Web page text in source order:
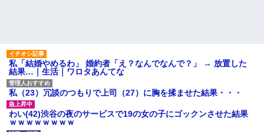
の？ｗｗ」「逆に超安い」
私「ちょっと、人の家の金庫
触らないでよ！」キチママ『そ
こに金庫があったから、開けて
みようとしただけ☆』義兄「泥
は出てけ！二度と来るな！」結
果・・・
私「初めて飲む味だけどなん
のお茶？」彼「ちっ！」私「」
私「結婚やめるわ」 婚約者「え？なんでなんで？」 → 放置した
結果…｜生活｜ワロタあんてな
私（23）冗談のつもりで上司（27）に胸を揉ませた結果・・・
わい(42)渋谷の夜のサービスで19の女の子にゴックンさせた結果
ｗｗｗｗｗｗｗｗ